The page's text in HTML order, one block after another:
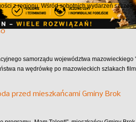
z regionu. Wśród sobotnich wydarzeń
samorządu województwa
na wędrówkę po mazowieckich szlakach
przed mieszkańcami Gminy Brok